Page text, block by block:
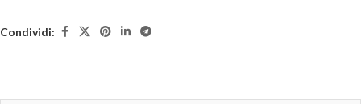
Condividi: